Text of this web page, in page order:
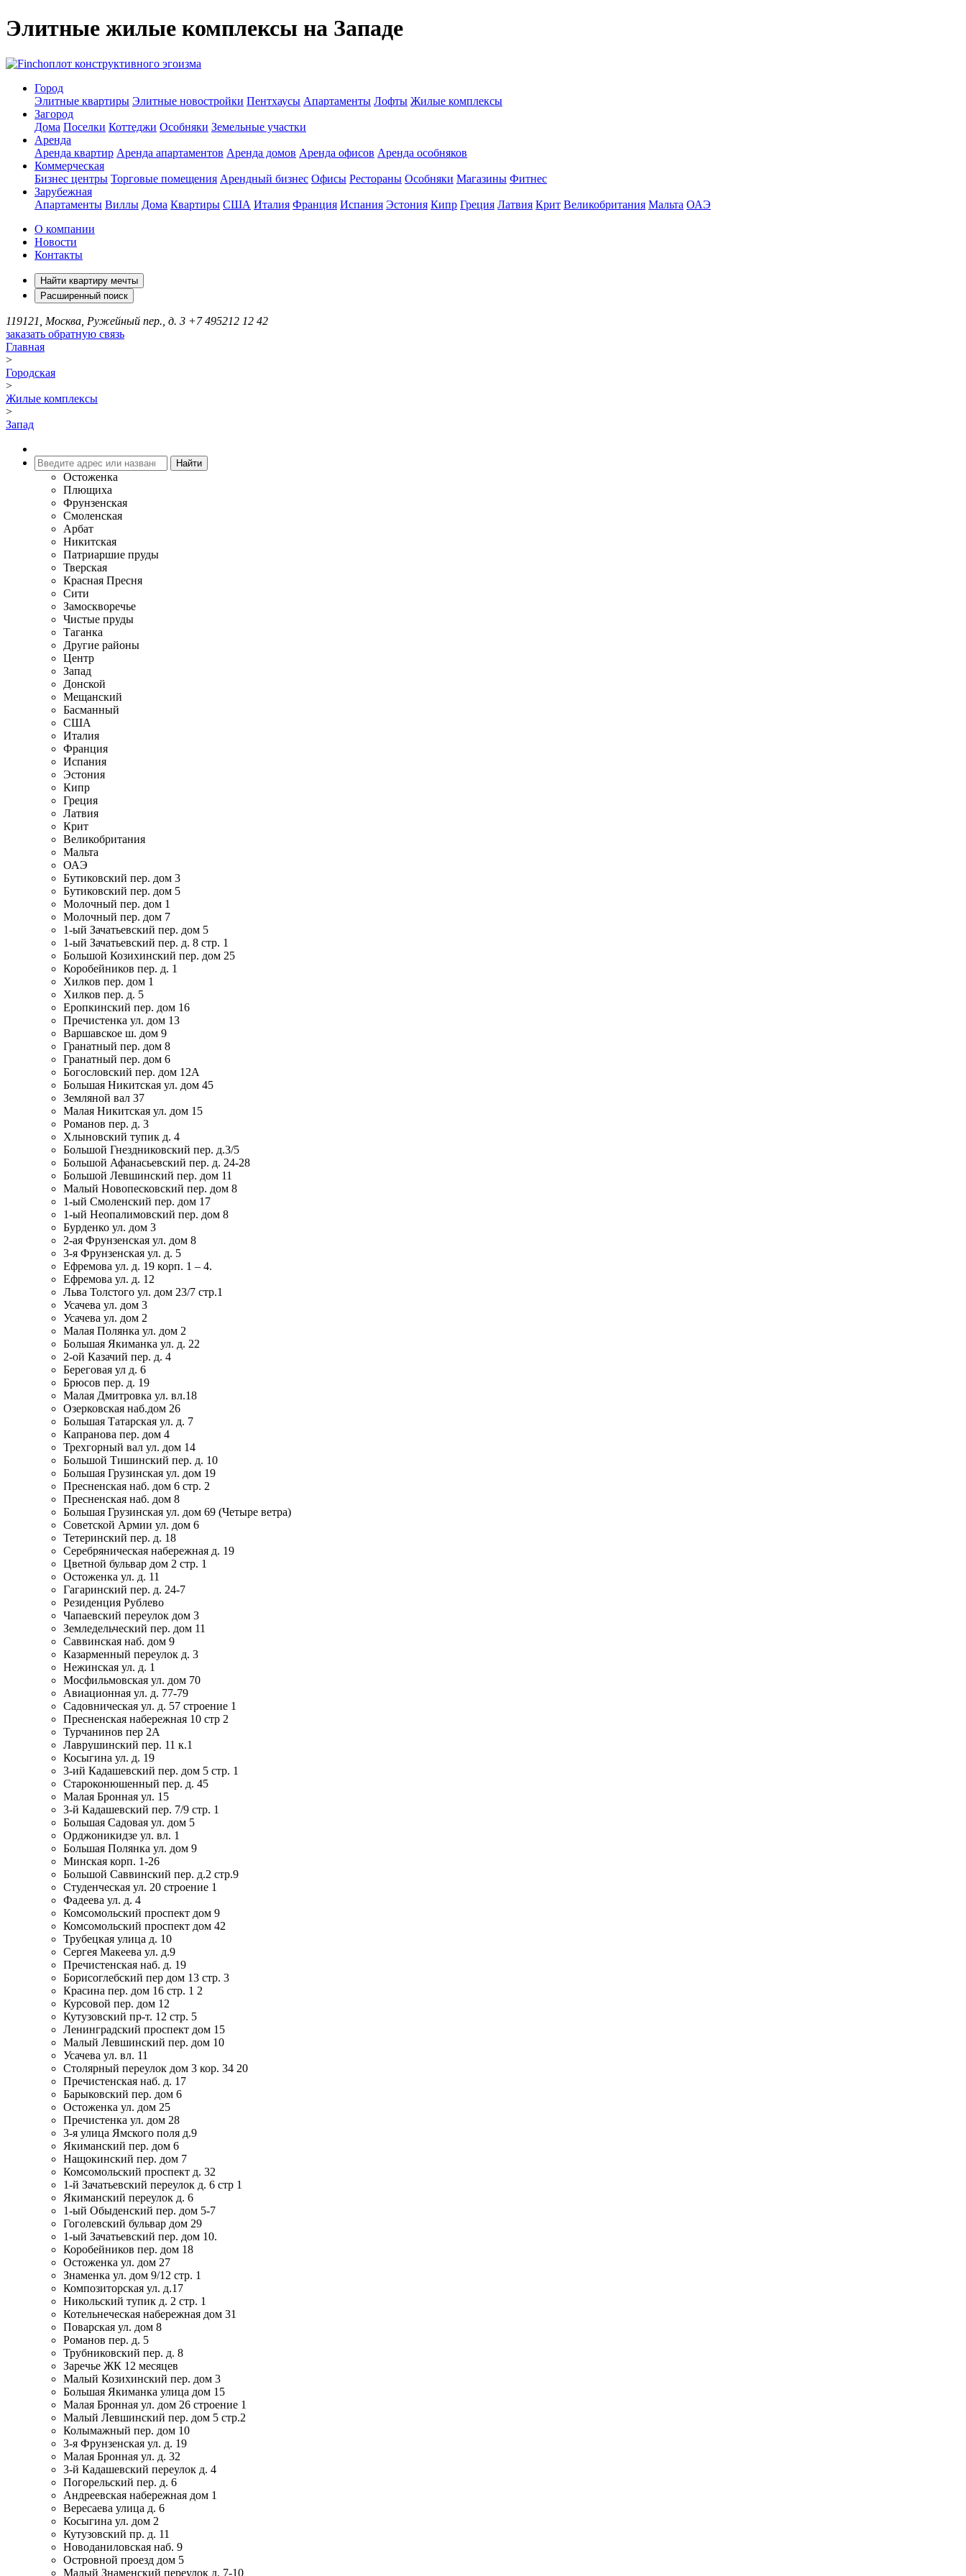
Элитные жилые комплексы на Западе
оплот конструктивного эгоизма
Город
Элитные квартиры Элитные новостройки Пентхаусы Апартаменты Лофты Жилые комплексы
Загород
Дома Поселки Коттеджи Особняки Земельные участки
Аренда
Аренда квартир Аренда апартаментов Аренда домов Аренда офисов Аренда особняков
Коммерческая
Бизнес центры Торговые помещения Арендный бизнес Офисы Рестораны Особняки Магазины Фитнес
Зарубежная
Апартаменты Виллы Дома Квартиры США Италия Франция Испания Эстония Кипр Греция Латвия Крит Великобритания Мальта ОАЭ
О компании
Новости
Контакты
Найти квартиру мечты
Расширенный поиск
119121, Москва, Ружейный пер., д. 3 +7 495212 12 42
заказать обратную связь
Главная
>
Городская
>
Жилые комплексы
>
Запад
Остоженка
Плющиха
Фрунзенская
Смоленская
Арбат
Никитская
Патриаршие пруды
Тверская
Красная Пресня
Сити
Замоскворечье
Чистые пруды
Таганка
Другие районы
Центр
Запад
Донской
Мещанский
Басманный
США
Италия
Франция
Испания
Эстония
Кипр
Греция
Латвия
Крит
Великобритания
Мальта
ОАЭ
Бутиковский пер. дом 3
Бутиковский пер. дом 5
Молочный пер. дом 1
Молочный пер. дом 7
1-ый Зачатьевский пер. дом 5
1-ый Зачатьевский пер. д. 8 стр. 1
Большой Козихинский пер. дом 25
Коробейников пер. д. 1
Хилков пер. дом 1
Хилков пер. д. 5
Еропкинский пер. дом 16
Пречистенка ул. дом 13
Варшавское ш. дом 9
Гранатный пер. дом 8
Гранатный пер. дом 6
Богословский пер. дом 12А
Большая Никитская ул. дом 45
Земляной вал 37
Малая Никитская ул. дом 15
Романов пер. д. 3
Хлыновский тупик д. 4
Большой Гнездниковский пер. д.3/5
Большой Афанасьевский пер. д. 24-28
Большой Левшинский пер. дом 11
Малый Новопесковский пер. дом 8
1-ый Смоленский пер. дом 17
1-ый Неопалимовский пер. дом 8
Бурденко ул. дом 3
2-ая Фрунзенская ул. дом 8
3-я Фрунзенская ул. д. 5
Ефремова ул. д. 19 корп. 1 – 4.
Ефремова ул. д. 12
Льва Толстого ул. дом 23/7 стр.1
Усачева ул. дом 3
Усачева ул. дом 2
Малая Полянка ул. дом 2
Большая Якиманка ул. д. 22
2-ой Казачий пер. д. 4
Береговая ул д. 6
Брюсов пер. д. 19
Малая Дмитровка ул. вл.18
Озерковская наб.дом 26
Большая Татарская ул. д. 7
Капранова пер. дом 4
Трехгорный вал ул. дом 14
Большой Тишинский пер. д. 10
Большая Грузинская ул. дом 19
Пресненская наб. дом 6 стр. 2
Пресненская наб. дом 8
Большая Грузинская ул. дом 69 (Четыре ветра)
Советской Армии ул. дом 6
Тетеринский пер. д. 18
Серебряническая набережная д. 19
Цветной бульвар дом 2 стр. 1
Остоженка ул. д. 11
Гагаринский пер. д. 24-7
Резиденция Рублево
Чапаевский переулок дом 3
Земледельческий пер. дом 11
Саввинская наб. дом 9
Казарменный переулок д. 3
Нежинская ул. д. 1
Мосфильмовская ул. дом 70
Авиационная ул. д. 77-79
Садовническая ул. д. 57 строение 1
Пресненская набережная 10 стр 2
Турчанинов пер 2А
Лаврушинский пер. 11 к.1
Косыгина ул. д. 19
3-ий Кадашевский пер. дом 5 стр. 1
Староконюшенный пер. д. 45
Малая Бронная ул. 15
3-й Кадашевский пер. 7/9 стр. 1
Большая Садовая ул. дом 5
Орджоникидзе ул. вл. 1
Большая Полянка ул. дом 9
Минская корп. 1-26
Большой Саввинский пер. д.2 стр.9
Студенческая ул. 20 строение 1
Фадеева ул. д. 4
Комсомольский проспект дом 9
Комсомольский проспект дом 42
Трубецкая улица д. 10
Сергея Макеева ул. д.9
Пречистенская наб. д. 19
Борисоглебский пер дом 13 стр. 3
Красина пер. дом 16 стр. 1 2
Курсовой пер. дом 12
Кутузовский пр-т. 12 стр. 5
Ленинградский проспект дом 15
Малый Левшинский пер. дом 10
Усачева ул. вл. 11
Столярный переулок дом 3 кор. 34 20
Пречистенская наб. д. 17
Барыковский пер. дом 6
Остоженка ул. дом 25
Пречистенка ул. дом 28
3-я улица Ямского поля д.9
Якиманский пер. дом 6
Нащокинский пер. дом 7
Комсомольский проспект д. 32
1-й Зачатьевский переулок д. 6 стр 1
Якиманский переулок д. 6
1-ый Обыденский пер. дом 5-7
Гоголевский бульвар дом 29
1-ый Зачатьевский пер. дом 10.
Коробейников пер. дом 18
Остоженка ул. дом 27
Знаменка ул. дом 9/12 стр. 1
Композиторская ул. д.17
Никольский тупик д. 2 стр. 1
Котельнеческая набережная дом 31
Поварская ул. дом 8
Романов пер. д. 5
Трубниковский пер. д. 8
Заречье ЖК 12 месяцев
Малый Козихинский пер. дом 3
Большая Якиманка улица дом 15
Малая Бронная ул. дом 26 строение 1
Малый Левшинский пер. дом 5 стр.2
Колымажный пер. дом 10
3-я Фрунзенская ул. д. 19
Малая Бронная ул. д. 32
3-й Кадашевский переулок д. 4
Погорельский пер. д. 6
Андреевская набережная дом 1
Вересаева улица д. 6
Косыгина ул. дом 2
Кутузовский пр. д. 11
Новоданиловская наб. 9
Островной проезд дом 5
Малый Знаменский переулок д. 7-10